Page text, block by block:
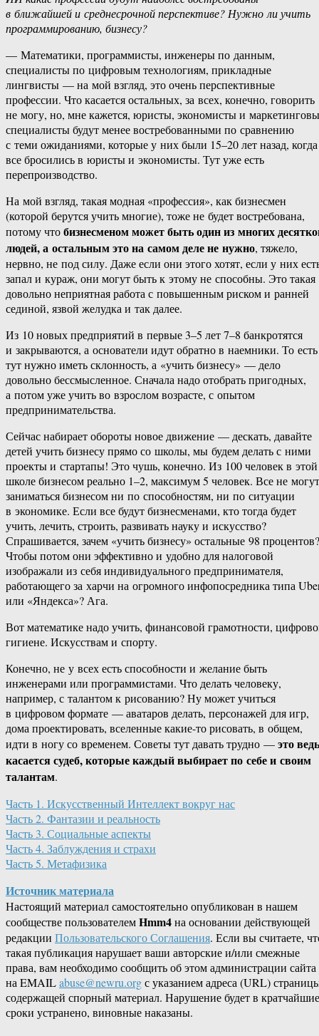
в ближайшей и среднесрочной перспективе? Нужно ли учить
программированию, бизнесу?
— Математики, программисты, инженеры по данным,
специалисты по цифровым технологиям, прикладные
лингвисты — на мой взгляд, это очень перспективные
профессии. Что касается остальных, за всех, конечно, говорить
не могу, но, мне кажется, юристы, экономисты и
специалисты будут менее востребованными по сравнению
с теми ожиданиями, которые у них были 15–20 лет назад, когда
все бросились в юристы и экономисты. Тут уже есть
перепроизводство.
На мой взгляд, такая модная «профессия», как бизнесмен
(которой берутся учить многие), тоже не будет востребована,
потому чтобизнесменом может быть один из многих
людей, а остальным это на самом деле не нужно, тяжело,
нервно, не под силу. Даже если они этого хотят, если у них
запал и кураж, они могут быть к этому не способны. Это такая
довольно неприятная работа с повышенным риском и ранней
сединой, язвой желудка и так далее.
Из 10 новых предприятий в первые 3–5 лет 7–8 банкротятся
и закрываются, а основатели идут обратно в наемники. То есть
тут нужно иметь склонность, а «учить бизнесу» — дело
довольно бессмысленное. Сначала надо отобрать пригодных,
а потом уже учить во взрослом возрасте, с опытом
предпринимательства.
Сейчас набирает обороты новое движение — дескать, давайте
детей учить бизнесу прямо со школы, мы будем делать с ними
проекты и стартапы! Это чушь, конечно. Из 100 человек в этой
школе бизнесом реально 1–2, максимум 5 человек. Все не могут
заниматься бизнесом ни по способностям, ни по ситуации
в экономике. Если все будут бизнесменами, кто тогда будет
учить, лечить, строить, развивать науку и искусство?
Спрашивается, зачем «учить бизнесу» остальные 98 процентов?
Чтобы потом они эффективно и удобно для налоговой
изображали из себя индивидуального предпринимателя,
работающего за харчи на огромного инфопосредника типа
или «Яндекса»? Ага.
Вот математике надо учить, финансовой грамотности,
гигиене. Искусствам и спорту.
Конечно, не у всех есть способности и желание быть
инженерами или программистами. Что делать человеку,
например, с талантом к рисованию? Ну может учиться
в цифровом формате — аватаров делать, персонажей для игр,
дома проектировать, вселенные какие-то рисовать, в общем,
идти в ногу со временем. Советы тут давать трудно —это ведь
касается судеб, которые каждый выбирает по себе и своим
талантам.
Часть 1. Искусственный Интеллект вокруг нас
Часть 2. Фантазии и реальность
Часть 3. Социальные аспекты
Часть 4. Заблуждения и страхи
Часть 5. Метафизика
Источник материала
Настоящий материал самостоятельно опубликован в нашем
сообществе пользователемHmm4на основании действующей
редакции Пользовательского Соглашения. Если вы считаете,
такая публикация нарушает ваши авторские и/или смежные
права, вам необходимо сообщить об этом администрации сайта
на EMAILabuse@newru.orgс указанием адреса (URL)
содержащей спорный материал. Нарушение будет в кратчайшие
сроки устранено, виновные наказаны.